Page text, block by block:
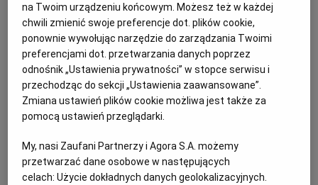
Przetargi z całej Polski
Odpowiedź:
na Twoim urządzeniu końcowym. Możesz też w każdej
chwili zmienić swoje preferencje dot. plików cookie,
ponownie wywołując narzędzie do zarządzania Twoimi
preferencjami dot. przetwarzania danych poprzez
odnośnik „Ustawienia prywatności” w stopce serwisu i
przechodząc do sekcji „Ustawienia zaawansowane”.
Zmiana ustawień plików cookie możliwa jest także za
pomocą ustawień przeglądarki.
My, nasi Zaufani Partnerzy i Agora S.A. możemy
przetwarzać dane osobowe w następujących
celach:Użycie dokładnych danych geolokalizacyjnych.